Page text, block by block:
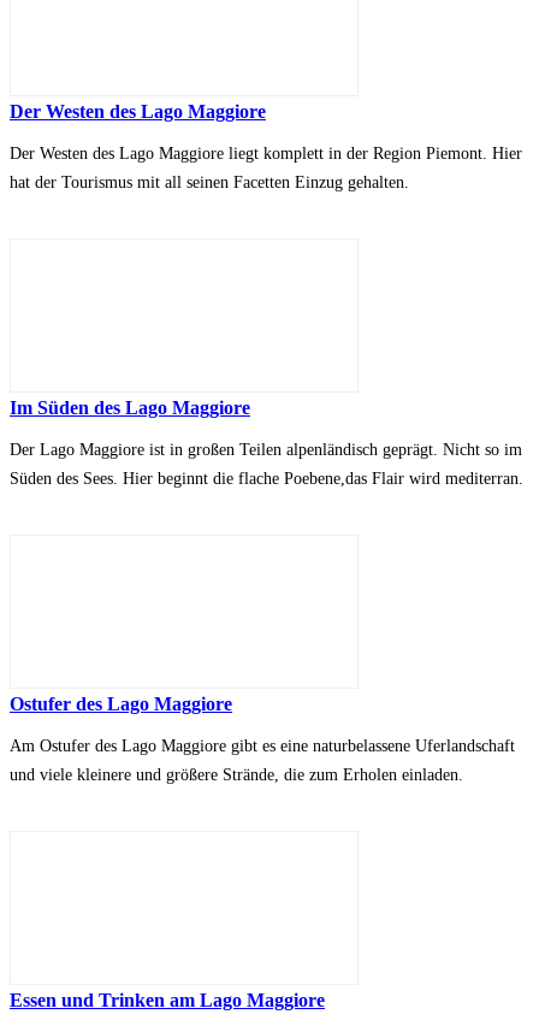
Der Westen des Lago Maggiore
Der Westen des Lago Maggiore liegt komplett in der Region Piemont. Hier
hat der Tourismus mit all seinen Facetten Einzug gehalten.
Im Süden des Lago Maggiore
Der Lago Maggiore ist in großen Teilen alpenländisch geprägt. Nicht so im
Süden des Sees. Hier beginnt die flache Poebene,das Flair wird mediterran.
Ostufer des Lago Maggiore
Am Ostufer des Lago Maggiore gibt es eine naturbelassene Uferlandschaft
und viele kleinere und größere Strände, die zum Erholen einladen.
Essen und Trinken am Lago Maggiore